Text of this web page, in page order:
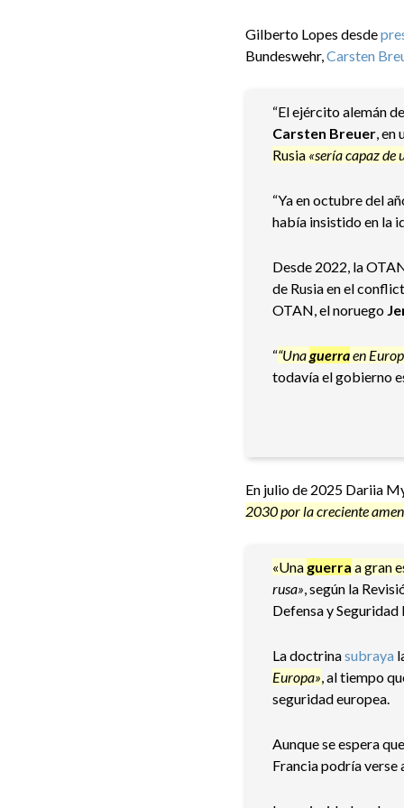
Gilberto Lopes desde
Bundeswehr,Carsten
“El ejército alemán
Carsten Breuer, en
Rusia «sería capaz de
“Ya en octubre del
había insistido en la
Desde 2022, la
de Rusia en el
OTAN, el noruego
““Unaguerraen
todavía el gobierno
En julio de 2025 Dariia
2030 por la creciente
«Una guerra a gran
rusa», según la
Defensa y
La doctrinasubraya
Europa», al tiempo
seguridad europea.
Aunque se espera
Francia podría verse